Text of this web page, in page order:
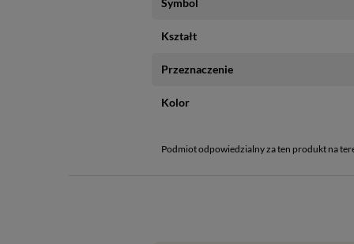
Symbol
Kształt
Przeznaczenie
Kolor
Podmiot odpowiedzialny za ten produkt na